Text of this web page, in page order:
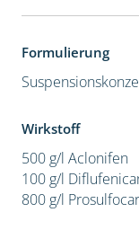
Formulierung
Wirkstoff
500 g/l Aclonifen
100 g/l
800 g/l